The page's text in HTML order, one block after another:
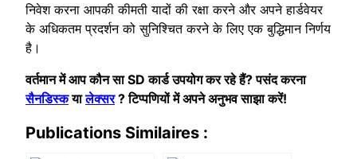
निवेश करना आपकी कीमती यादों की रक्षा करने और अपने हार्डवेयर
के अधिकतम प्रदर्शन को सुनिश्चित करने के लिए एक बुद्धिमान निर्णय
है।
वर्तमान में आप कौन सा SD कार्ड उपयोग कर रहे हैं? पसंद करना
सैनडिस्कयालेक्सर? टिप्पणियों में अपने अनुभव साझा करें!
Publications Similaires :